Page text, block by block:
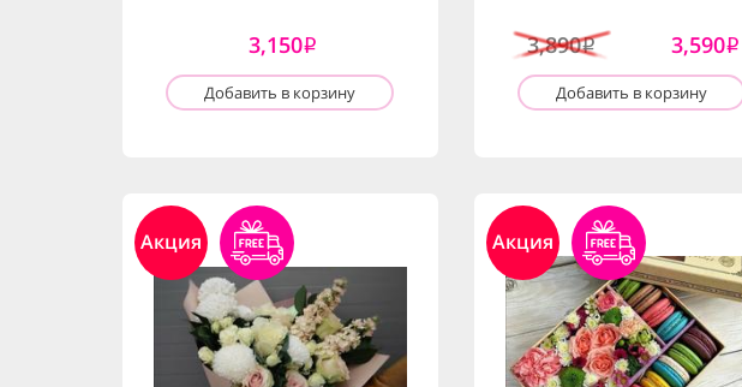
3,150i
Добавить в корзину
3,890i 3,590i
Добавить в корзину
Акция Акция